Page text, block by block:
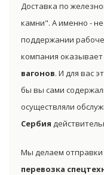
Доставка по
камни". А именно -
поддержании
компания оказывает
вагонов. И для вас
бы вы сами
осуществляли
Сербия
Мы делаем
перевозка